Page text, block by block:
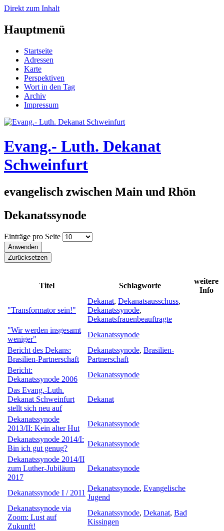
Direkt zum Inhalt
Hauptmenü
Startseite
Adressen
Karte
Perspektiven
Wort in den Tag
Archiv
Impressum
Evang.- Luth. Dekanat
Schweinfurt
evangelisch zwischen Main und Rhön
Dekanatssynode
Einträge pro Seite
Titel Schlagworte
weitere
Info
"Transformator sein!"
Dekanat, Dekanatsausschuss,
Dekanatssynode,
Dekanatsfrauenbeauftragte
"Wir werden insgesamt
weniger"
Dekanatssynode
Bericht des Dekans:
Brasilien-Partnerschaft
Dekanatssynode, Brasilien-
Partnerschaft
Bericht:
Dekanatssynode 2006
Dekanatssynode
Das Evang.-Luth.
Dekanat Schweinfurt
stellt sich neu auf
Dekanat
Dekanatssynode
2013/II: Kein alter Hut
Dekanatssynode
Dekanatssynode 2014/I:
Bin ich gut genug?
Dekanatssynode
Dekanatssynode 2014/II
zum Luther-Jubiläum
2017
Dekanatssynode
Dekanatssynode I / 2011
Dekanatssynode, Evangelische
Jugend
Dekanatssynode via
Zoom: Lust auf
Zukunft!
Dekanatssynode, Dekanat, Bad
Kissingen